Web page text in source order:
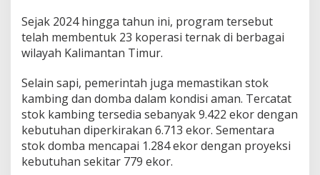
Sejak 2024 hingga tahun ini, program tersebut
telah membentuk 23 koperasi ternak di berbagai
wilayah Kalimantan Timur.
Selain sapi, pemerintah juga memastikan stok
kambing dan domba dalam kondisi aman. Tercatat
stok kambing tersedia sebanyak 9.422 ekor dengan
kebutuhan diperkirakan 6.713 ekor. Sementara
stok domba mencapai 1.284 ekor dengan proyeksi
kebutuhan sekitar 779 ekor.